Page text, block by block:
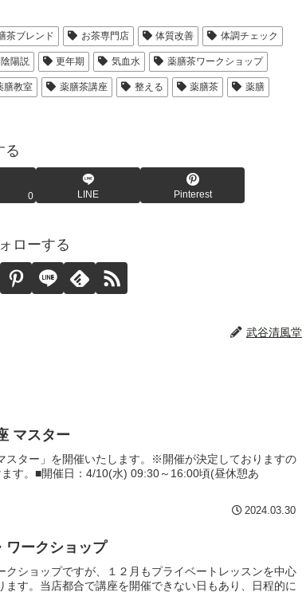
茶ブレンド お茶専門店 体質改善 体調チェック
陰陽説 更年期 気血水 薬膳茶ワークショップ
膳教室 薬膳茶講座 整える 薬膳茶 薬膳
る
0 LINE Pinterest
ローする
武谷清風堂
マスター
スター」を開催いたします。※開催が決定しておりますの
す。■開催日：4/10(水) 09:30～16:00頃(昼休憩あ
2024.03.30
ワークショップ
クショップですが、１２月もプライベートレッスンを中心
す。当店都合で講座を開催できない日もあり、日程的に